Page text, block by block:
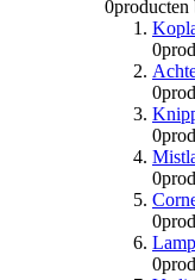
0producten
0
0
0
0
0
0